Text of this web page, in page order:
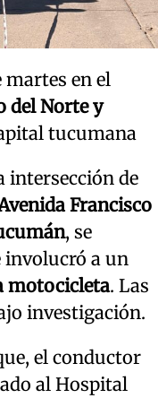
en el
del Norte y
tucumana
intersección de
Francisco
, se
a un
motocicleta. Las
investigación.
el conductor
al Hospital